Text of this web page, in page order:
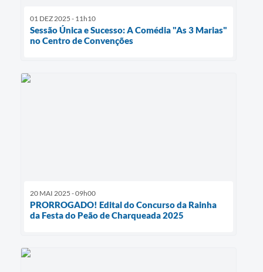
01 DEZ 2025 - 11h10
Sessão Única e Sucesso: A Comédia "As 3 Marias"
no Centro de Convenções
20 MAI 2025 - 09h00
PRORROGADO! Edital do Concurso da Rainha
da Festa do Peão de Charqueada 2025